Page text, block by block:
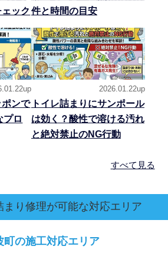
ック 件と時間の目安
ポンで
プロ
2026.01.22up
トイレ詰まりにサンポール
は効く？酸性で溶ける汚れ
と絶対禁止のNG行動
すべて見る
まり修理が可能な対応エリア
町の施工対応エリア